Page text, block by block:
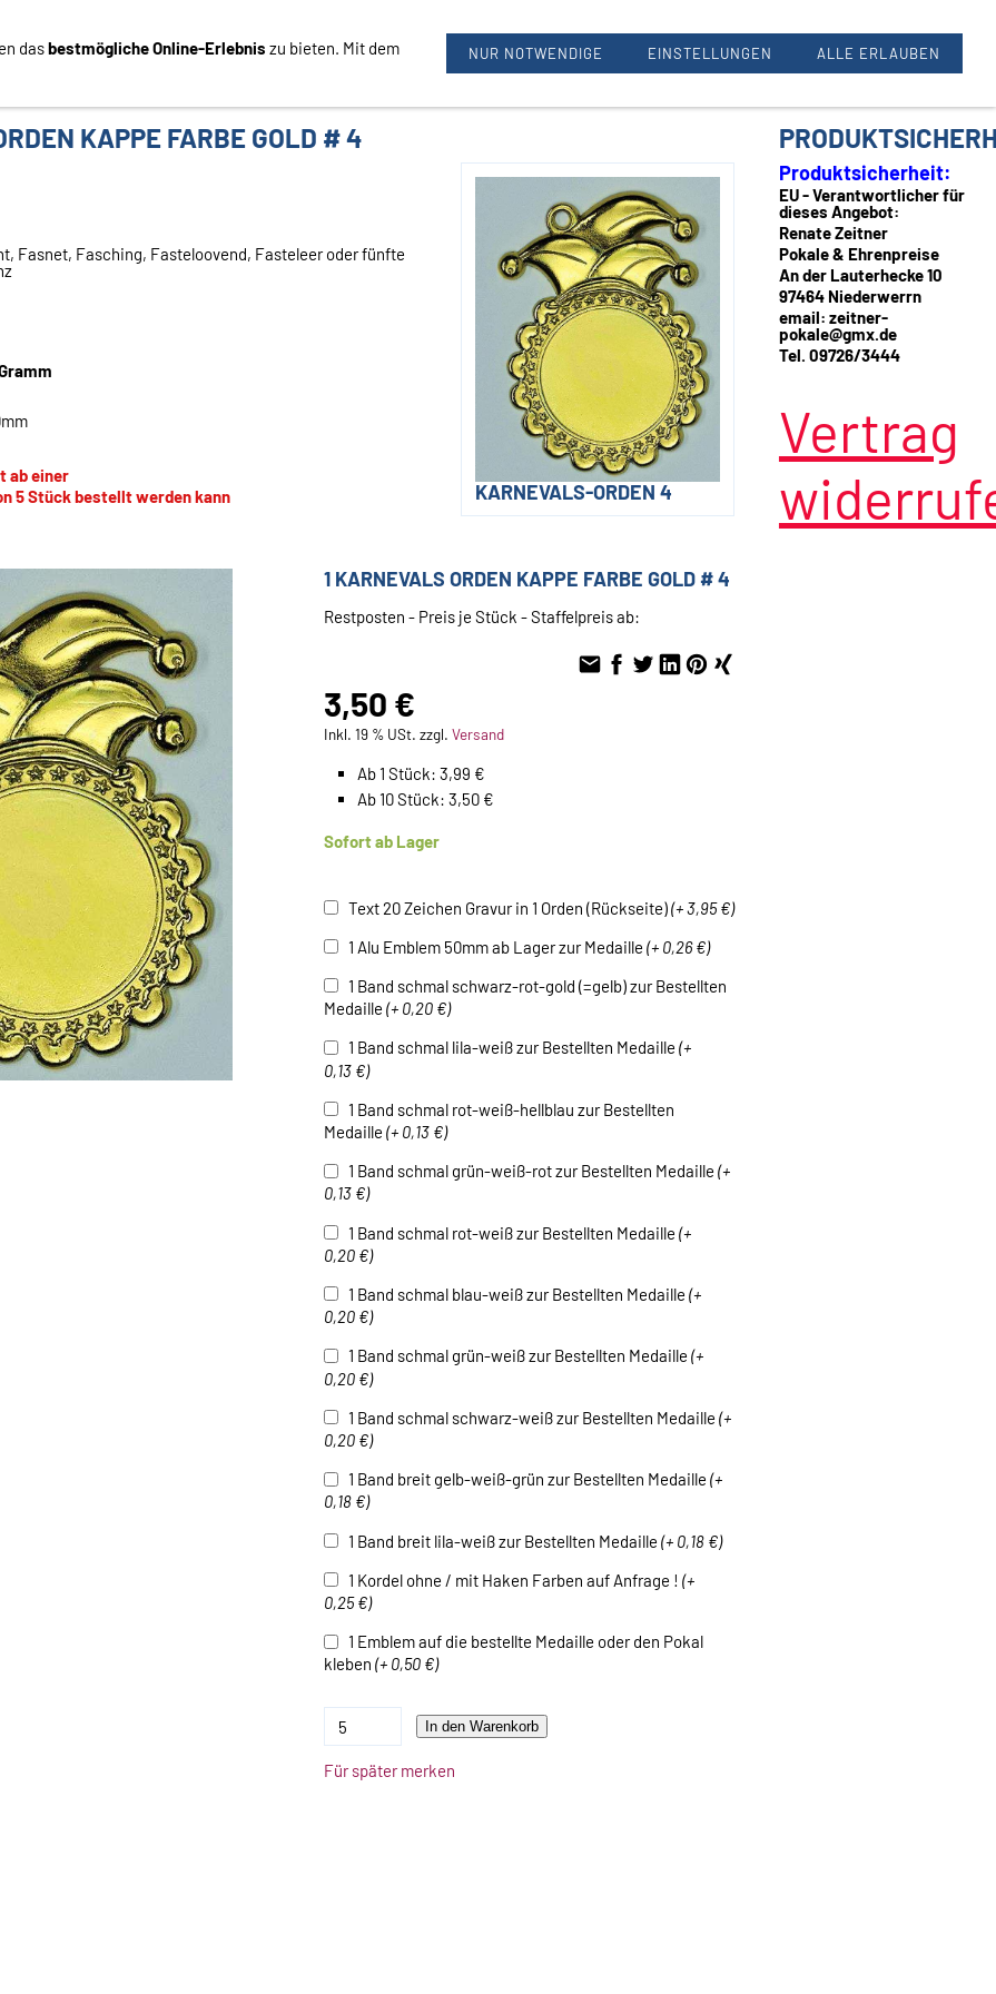
09726/3444 Renate Zeitner, 97464 Oberwerrn
KAPPE FARBE GOLD # 4
KARNEVALS-ORDEN 4
Fasnet, Fasching, Fasteloovend, Fasteleer oder fünfte
ab einer
5 Stück bestellt werden kann
1 KARNEVALS ORDEN KAPPE FARBE GOLD # 4
Restposten - Preis je Stück - Staffelpreis ab:
3,50 €
Inkl. 19 % USt. zzgl. Versand
Ab 1 Stück: 3,99 €
Ab 10 Stück: 3,50 €
Sofort ab Lager
Text 20 Zeichen Gravur in 1 Orden (Rückseite)(+ 3,95 €)
1 Alu Emblem 50mm ab Lager zur Medaille (+ 0,26 €)
1 Band schmal schwarz-rot-gold (=gelb) zur Bestellten
Medaille (+ 0,20 €)
1 Band schmal lila-weiß zur Bestellten Medaille (+
0,13 €)
1 Band schmal rot-weiß-hellblau zur Bestellten
Medaille (+ 0,13 €)
1 Band schmal grün-weiß-rot zur Bestellten Medaille (+
0,13 €)
1 Band schmal rot-weiß zur Bestellten Medaille (+
0,20 €)
1 Band schmal blau-weiß zur Bestellten Medaille (+
0,20 €)
1 Band schmal grün-weiß zur Bestellten Medaille (+
0,20 €)
1 Band schmal schwarz-weiß zur Bestellten Medaille (+
0,20 €)
1 Band breit gelb-weiß-grün zur Bestellten Medaille (+
0,18 €)
1 Band breit lila-weiß zur Bestellten Medaille (+ 0,18 €)
1 Kordel ohne / mit Haken Farben auf Anfrage ! (+
0,25 €)
1 Emblem auf die bestellte Medaille oder den Pokal
kleben (+ 0,50 €)
In den Warenkorb
Für später merken
Produktsicherheit:
EU - Verantwortlicher für
dieses Angebot:
Renate Zeitner
Pokale & Ehrenpreise
An der Lauterhecke 10
97464 Niederwerrn
email: zeitner-
pokale@gmx.de
Tel. 09726/3444
Vertrag
dasbestmögliche Online-Erlebnis zu bieten. Mit dem
NUR NOTWENDIGE EINSTELLUNGEN ALLE ERLAUBEN